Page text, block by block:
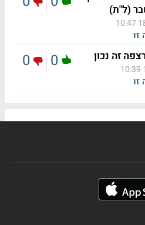
(ל"ת)
זו
זה נכון
זו
0
0